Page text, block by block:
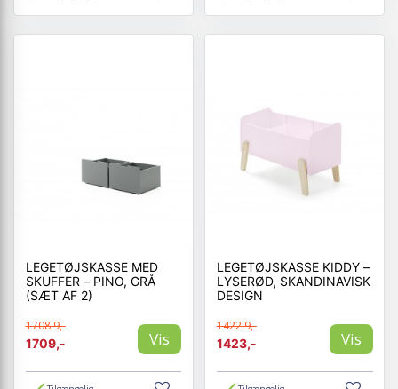
LEGETØJSKASSE MED
SKUFFER – PINO, GRÅ
(SÆT AF 2)
1708.9,-
1709,-
Vis
LEGETØJSKASSE KIDDY –
LYSERØD, SKANDINAVISK
DESIGN
1422.9,-
1423,-
Vis